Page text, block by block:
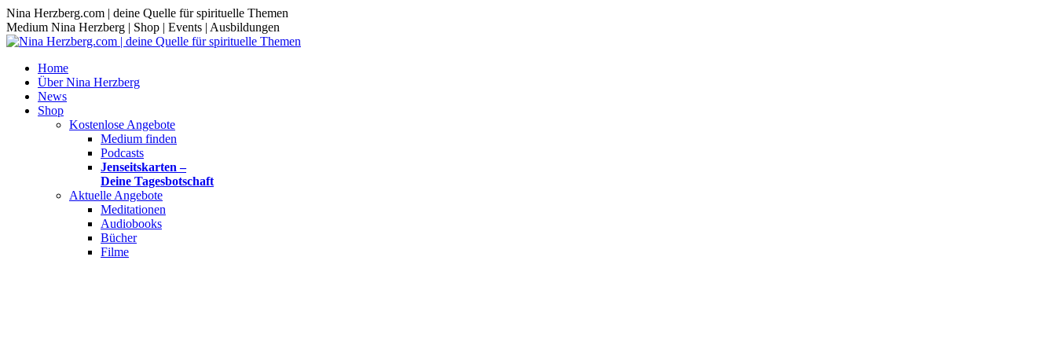
Zum
Inhalt
springen
Nina Herzberg.com | deine Quelle für spirituelle Themen
Medium Nina Herzberg | Shop | Events | Ausbildungen
Home
Über Nina Herzberg
News
Shop
Kostenlose Angebote
Medium finden
Podcasts
Jenseitskarten –
Deine Tagesbotschaft
Aktuelle Angebote
Meditationen
Audiobooks
Bücher
Filme